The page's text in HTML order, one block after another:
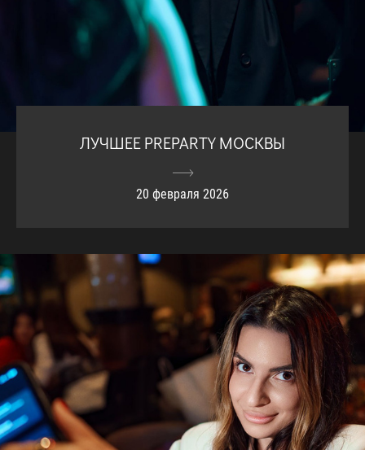
ЛУЧШЕЕ PREPARTY МОСКВЫ
20 февраля 2026